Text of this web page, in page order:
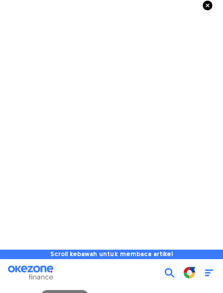
Scroll kebawah untuk membaca artikel